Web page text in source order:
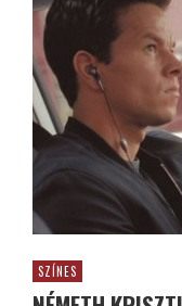
SZÍNES